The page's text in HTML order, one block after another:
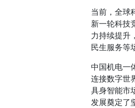
当前，全球
新一轮科技
力持续提升
民生服务等
中国机电一
连接数字世
具身智能市
发展奠定了